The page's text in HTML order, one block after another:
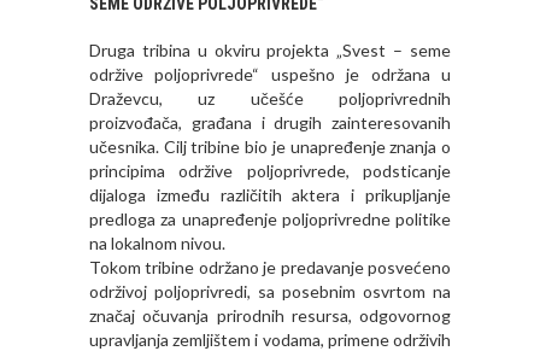
Druga tribina u okviru projekta „Svest – seme
održive poljoprivrede“ uspešno je održana u
Draževcu, uz učešće poljoprivrednih
proizvođača, građana i drugih zainteresovanih
učesnika. Cilj tribine bio je unapređenje znanja o
principima održive poljoprivrede, podsticanje
dijaloga između različitih aktera i prikupljanje
predloga za unapređenje poljoprivredne politike
na lokalnom nivou.
Tokom tribine održano je predavanje posvećeno
održivoj poljoprivredi, sa posebnim osvrtom na
značaj očuvanja prirodnih resursa, odgovornog
upravljanja zemljištem i vodama, primene održivih